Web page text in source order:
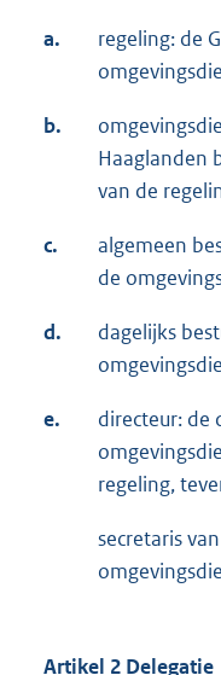
a.
regeling: de
b.
Haaglanden
van de
c.
algemeen
de
d.
dagelijks
e.
directeur: de
regeling,
secretaris
Artikel 2 Delegatie